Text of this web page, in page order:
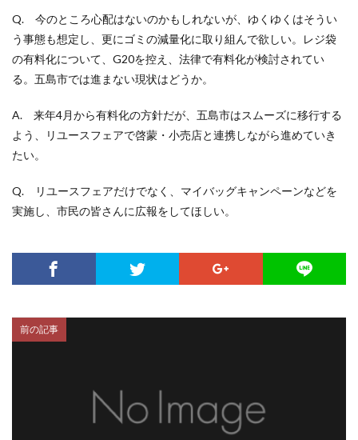
Q. 今のところ心配はないのかもしれないが、ゆくゆくはそうい
う事態も想定し、更にゴミの減量化に取り組んで欲しい。レジ袋
の有料化について、G20を控え、法律で有料化が検討されてい
る。五島市では進まない現状はどうか。
A. 来年4月から有料化の方針だが、五島市はスムーズに移行する
よう、リユースフェアで啓蒙・小売店と連携しながら進めていき
たい。
Q. リユースフェアだけでなく、マイバッグキャンペーンなどを
実施し、市民の皆さんに広報をしてほしい。
前の記事